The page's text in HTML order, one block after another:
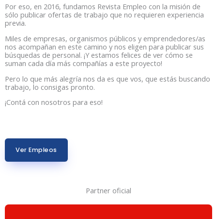
Por eso, en 2016, fundamos Revista Empleo con la misión de
sólo publicar ofertas de trabajo que no requieren experiencia
previa.
Miles de empresas, organismos públicos y emprendedores/as
nos acompañan en este camino y nos eligen para publicar sus
búsquedas de personal. ¡Y estamos felices de ver cómo se
suman cada día más compañías a este proyecto!
Pero lo que más alegría nos da es que vos, que estás buscando
trabajo, lo consigas pronto.
¡Contá con nosotros para eso!
Ver Empleos
Partner oficial